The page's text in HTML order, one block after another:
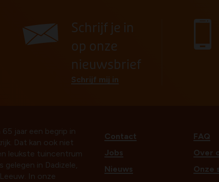
Schrijf je in
op onze
nieuwsbrief
Schrijf mij in
65 jaar een begrip in
Dat kan ook niet
leukste tuincentrum
gelegen in Dadizele,
In onze
Contact
Jobs
Nieuws
FAQ
Over
Onze